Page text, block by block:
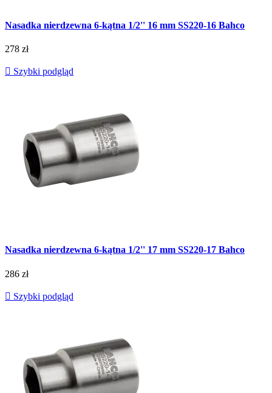
Nasadka nierdzewna 6-kątna 1/2'' 16 mm SS220-16 Bahco
278 zł
 Szybki podgląd
Nasadka nierdzewna 6-kątna 1/2'' 17 mm SS220-17 Bahco
286 zł
 Szybki podgląd